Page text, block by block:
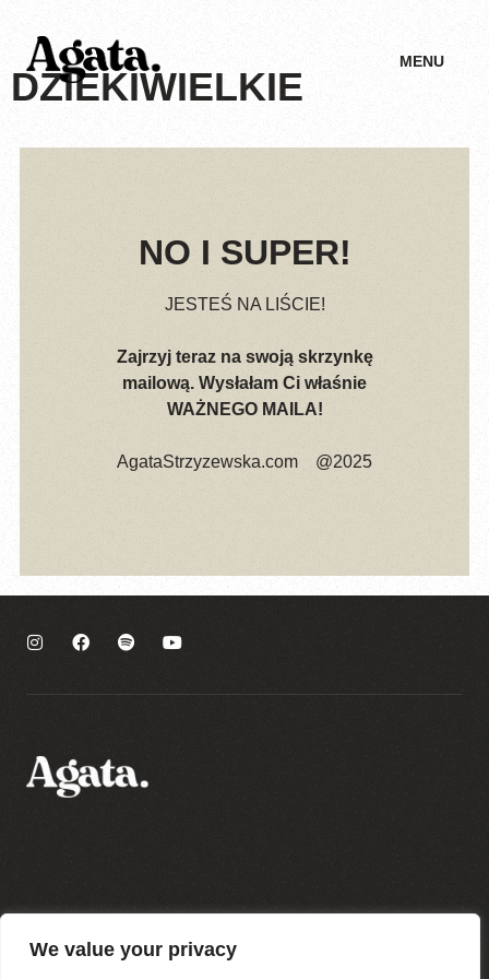
We value your privacy
MENU
DZIEKIWIELKIE
NO I SUPER!
JESTEŚ NA LIŚCIE!
Zajrzyj teraz na swoją skrzynkę
mailową. Wysłałam Ci właśnie
WAŻNEGO MAILA!
AgataStrzyzewska.com @2025
Regulamin sklepu